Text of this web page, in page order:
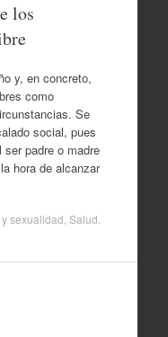
los
y, en concreto,
como
Se
social, pues
padre o madre
hora de alcanzar
sexualidad Salud